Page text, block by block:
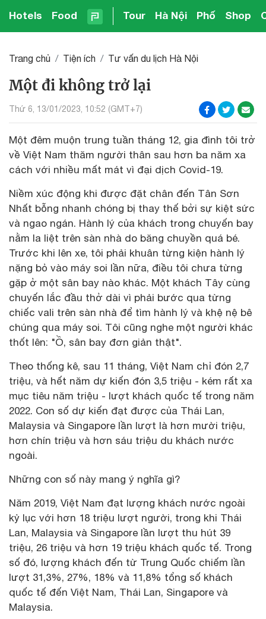
Hotels Food Tour Hà Nội Phố Shop
Trang chủ Tiện ích Tư vấn du lịch Hà Nội
Một đi không trở lại
Thứ 6, 13/01/2023, 10:52 (GMT+7)
Một đêm muộn trung tuần tháng 12, gia đình tôi trở
về Việt Nam thăm người thân sau hơn ba năm xa
cách với nhiều mất mát vì đại dịch Covid-19.
Niềm xúc động khi được đặt chân đến Tân Sơn
Nhất bỗng nhanh chóng bị thay thế bởi sự kiệt sức
và ngao ngán. Hành lý của khách trong chuyến bay
nằm la liệt trên sàn nhà do băng chuyền quá bé.
Trước khi lên xe, tôi phải khuân từng kiện hành lý
nặng bỏ vào máy soi lần nữa, điều tôi chưa từng
gặp ở một sân bay nào khác. Một khách Tây cùng
chuyến lắc đầu thở dài vì phải bước qua từng
chiếc vali trên sàn nhà để tìm hành lý và khệ nệ bê
chúng qua máy soi. Tôi cũng nghe một người khác
thốt lên: "Ồ, sân bay đơn giản thật".
Theo thống kê, sau 11 tháng, Việt Nam chỉ đón 2,7
triệu, và hết năm dự kiến đón 3,5 triệu - kém rất xa
mục tiêu năm triệu - lượt khách quốc tế trong năm
2022. Con số dự kiến đạt được của Thái Lan,
Malaysia và Singapore lần lượt là hơn mười triệu,
hơn chín triệu và hơn sáu triệu du khách nước
ngoài.
Những con số này mang ý nghĩa gì?
Năm 2019, Việt Nam đạt lượng khách nước ngoài
kỷ lục với hơn 18 triệu lượt người, trong khi Thái
Lan, Malaysia và Singapore lần lượt thu hút 39
triệu, 26 triệu và hơn 19 triệu khách quốc tế. Trong
số đó, lượng khách đến từ Trung Quốc chiếm lần
lượt 31,3%, 27%, 18% và 11,8% tổng số khách
quốc tế đến Việt Nam, Thái Lan, Singapore và
Malaysia.